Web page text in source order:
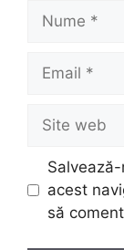
Nume
Email
Site
web
acest
să